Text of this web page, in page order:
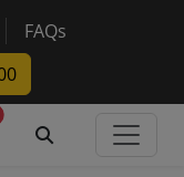
DaltecAustria
FAQs